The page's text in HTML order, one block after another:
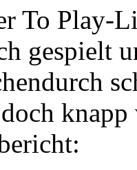
To Play-
gespielt